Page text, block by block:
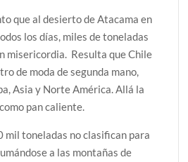
que al desierto de Atacama en
los días, miles de toneladas
misericordia. Resulta que Chile
de moda de segunda mano,
Asia y Norte América. Allá la
pan caliente.
mil toneladas no clasifican para
a las montañas de